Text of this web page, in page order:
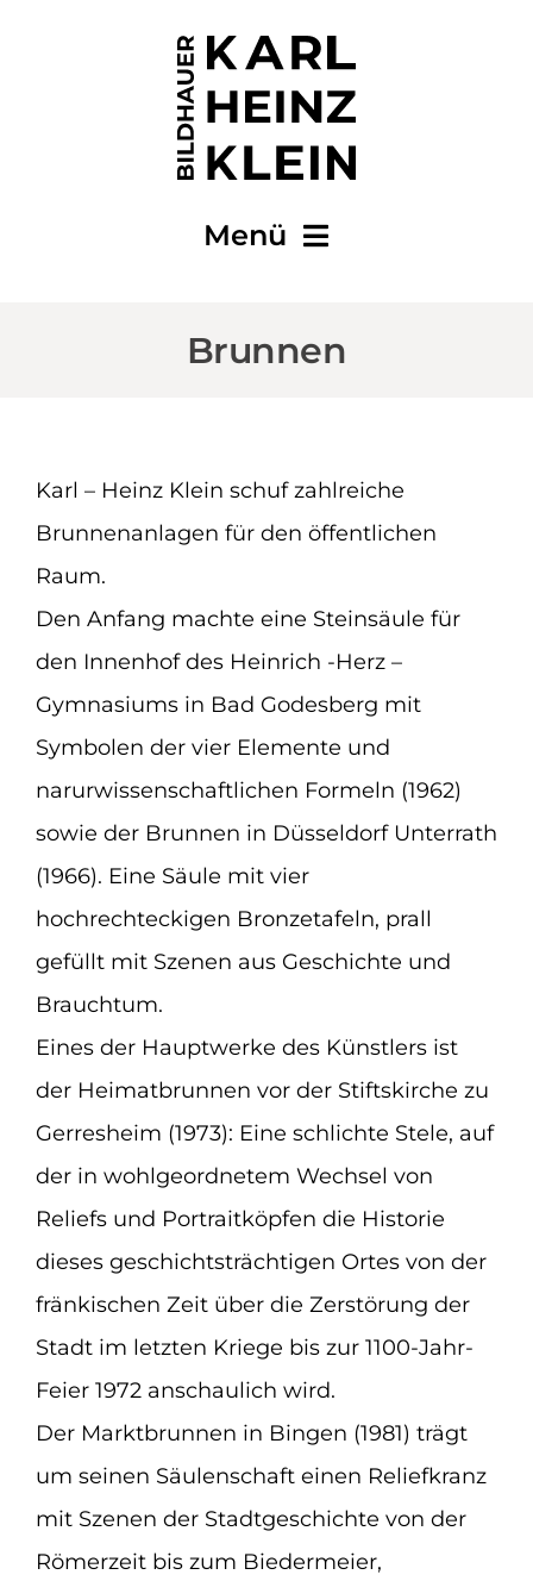
Menü
Öffentliche Aufträge
Malerei
Reliefs
Impressionen
Presse
Suche
nach:
Brunnen
Karl – Heinz Klein schuf zahlreiche
Brunnenanlagen für den öffentlichen
Raum.
Den Anfang machte eine Steinsäule für
den Innenhof des Heinrich -Herz –
Gymnasiums in Bad Godesberg mit
Symbolen der vier Elemente und
narurwissenschaftlichen Formeln (1962)
sowie der Brunnen in Düsseldorf Unterrath
(1966). Eine Säule mit vier
hochrechteckigen Bronzetafeln, prall
gefüllt mit Szenen aus Geschichte und
Brauchtum.
Eines der Hauptwerke des Künstlers ist
der Heimatbrunnen vor der Stiftskirche zu
Gerresheim (1973): Eine schlichte Stele, auf
der in wohlgeordnetem Wechsel von
Reliefs und Portraitköpfen die Historie
dieses geschichtsträchtigen Ortes von der
fränkischen Zeit über die Zerstörung der
Stadt im letzten Kriege bis zur 1100-Jahr-
Feier 1972 anschaulich wird.
Der Marktbrunnen in Bingen (1981) trägt
um seinen Säulenschaft einen Reliefkranz
mit Szenen der Stadtgeschichte von der
Römerzeit bis zum Biedermeier,